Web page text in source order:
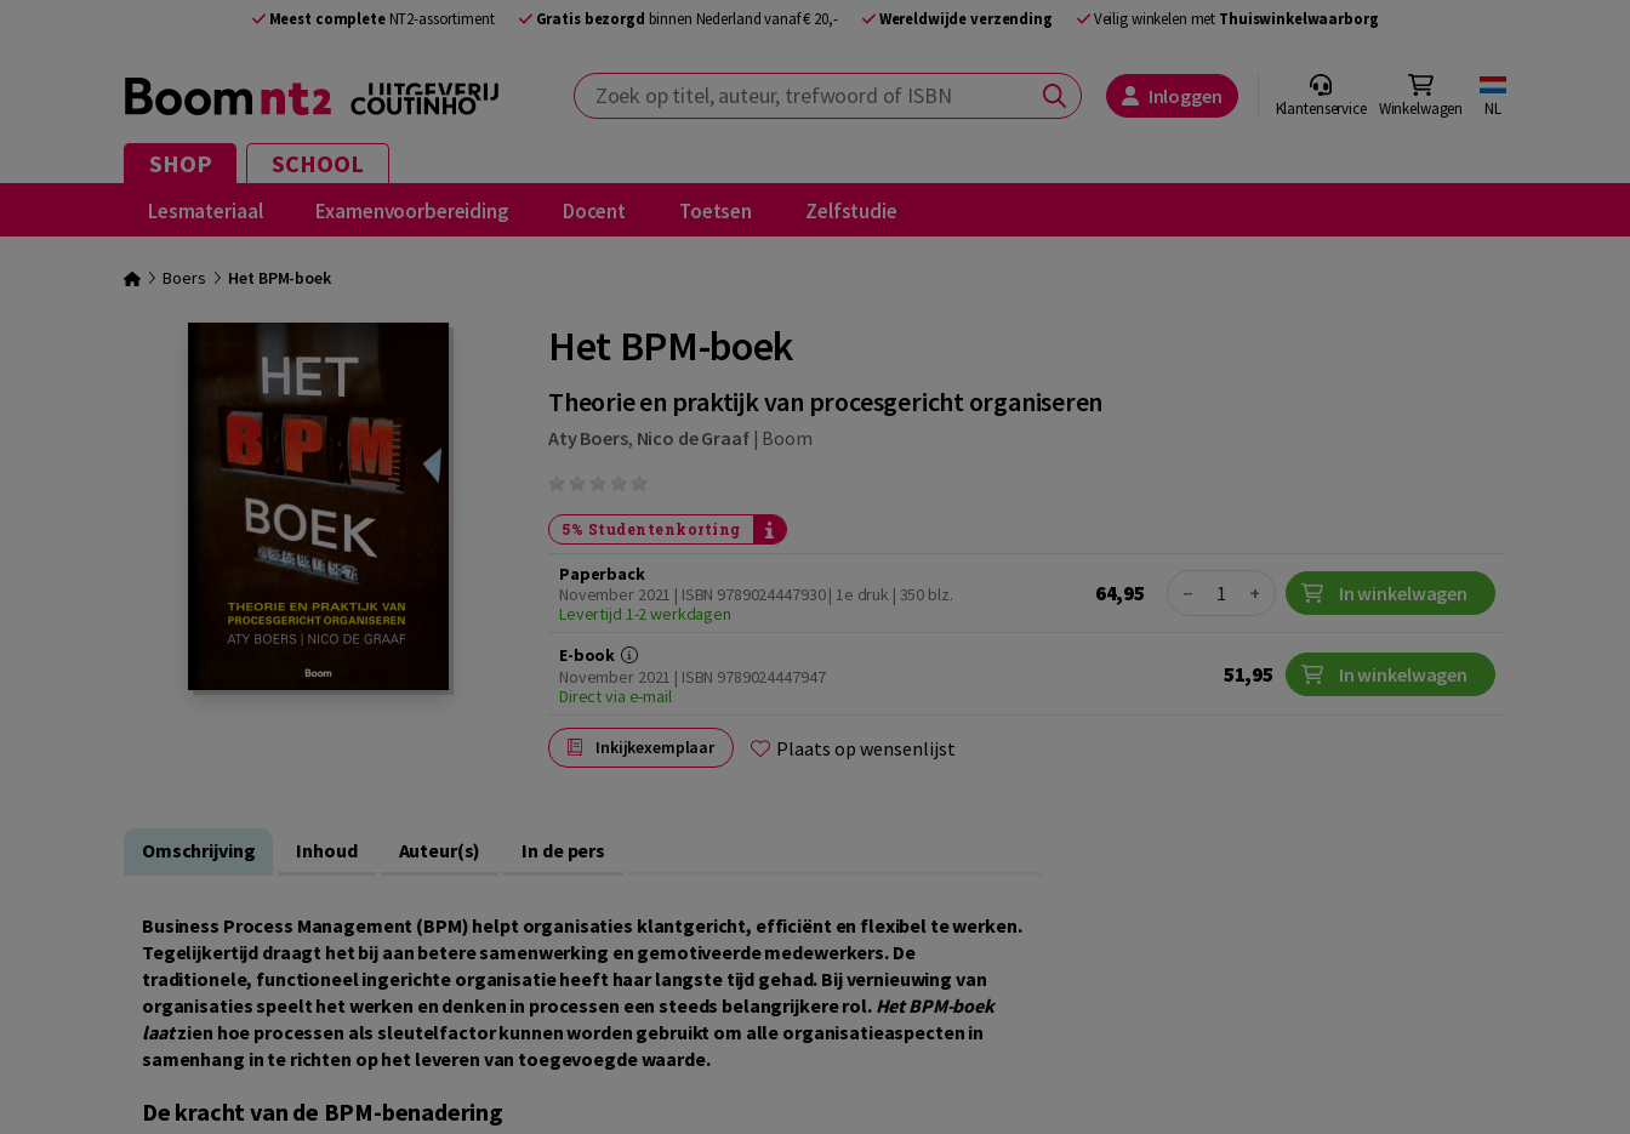
Meest completeNT2-assortiment Gratis bezorgd binnen Nederland vanaf € 20,- Wereldwijde verzending Veilig winkelen met Thuiswinkelwaarborg
Zoek op titel, auteur, trefwoord of ISBN Inloggen Klantenservice Winkelwagen NL
SHOP SCHOOL
Lesmateriaal Examenvoorbereiding Docent Toetsen Zelfstudie
Boers Het BPM-boek
Het BPM-boek
Theorie en praktijk van procesgericht organiseren
Aty Boers, Nico de Graaf| Boom
5% Studentenkorting
Paperback
November 2021 | ISBN 9789024447930 | 1e druk | 350 blz.
Levertijd 1-2 werkdagen
64,95 Quantity
− + In winkelwagen
E-book
November 2021 | ISBN 9789024447947
Direct via e-mail
51,95 In winkelwagen
Inkijkexemplaar Plaats op wensenlijst
Omschrijving Inhoud Auteur(s) In de pers
Business Process Management (BPM) helpt organisaties klantgericht, efficiënt en flexibel te werken.
Tegelijkertijd draagt het bij aan betere samenwerking en gemotiveerde medewerkers. De
traditionele, functioneel ingerichte organisatie heeft haar langste tijd gehad. Bij vernieuwing van
organisaties speelt het werken en denken in processen een steeds belangrijkere rol. Het BPM-boek
laatzien hoe processen als sleutelfactor kunnen worden gebruikt om alle organisatieaspecten in
samenhang in te richten op het leveren van toegevoegde waarde.
De kracht van de BPM-benadering